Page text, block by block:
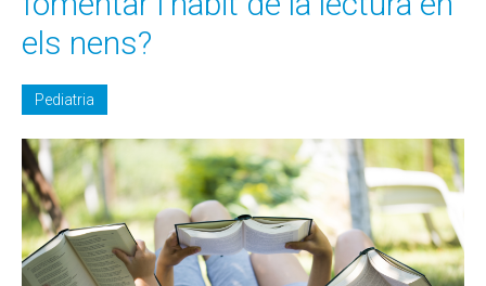
els nens?
Pediatria